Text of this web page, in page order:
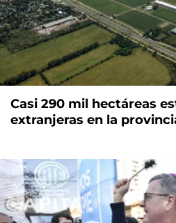
Casi 290 mil hectáreas
extranjeras en la